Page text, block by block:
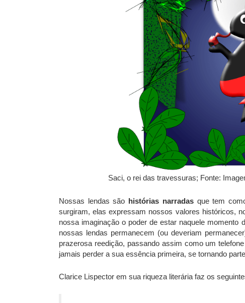
Saci, o rei das travessuras; Fonte:
Nossas lendas são histórias narradasque tem
surgiram, elas expressam nossos valores históricos,
nossa imaginação o poder de estar naquele
nossas lendas permanecem (ou deveriam
prazerosa reedição, passando assim como um
jamais perder a sua essência primeira, se tornando
Clarice Lispector em sua riqueza literária faz os